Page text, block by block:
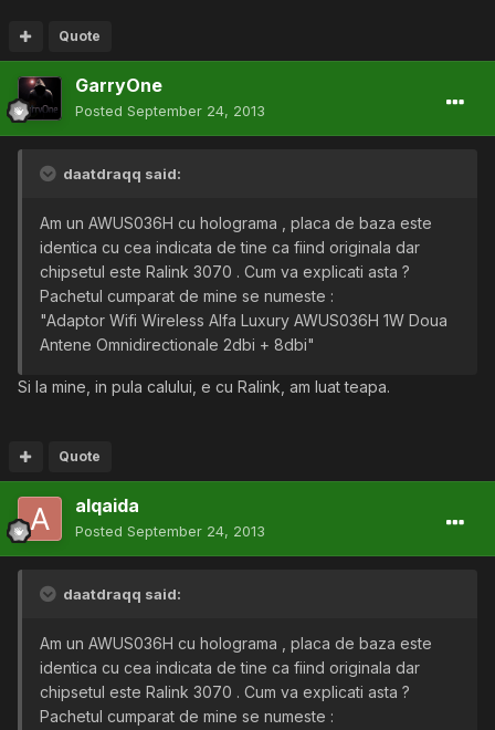
Quote
GarryOne
Posted September 24, 2013
daatdraqq said:
Am un AWUS036H cu holograma , placa de baza este
identica cu cea indicata de tine ca fiind originala dar
chipsetul este Ralink 3070 . Cum va explicati asta ?
Pachetul cumparat de mine se numeste :
"Adaptor Wifi Wireless Alfa Luxury AWUS036H 1W Doua
Antene Omnidirectionale 2dbi + 8dbi"
Si la mine, in pula calului, e cu Ralink, am luat teapa.
Quote
alqaida
Posted September 24, 2013
daatdraqq said:
Am un AWUS036H cu holograma , placa de baza este
identica cu cea indicata de tine ca fiind originala dar
chipsetul este Ralink 3070 . Cum va explicati asta ?
Pachetul cumparat de mine se numeste :